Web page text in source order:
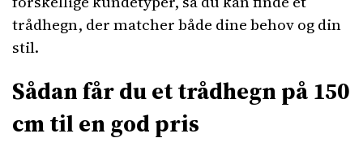
trådhegn, der matcher både dine behov og din
stil.
Sådan får du et trådhegn på 150
cm til en god pris